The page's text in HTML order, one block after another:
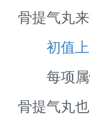
骨提气丸来
初值上
每项属
骨提气丸